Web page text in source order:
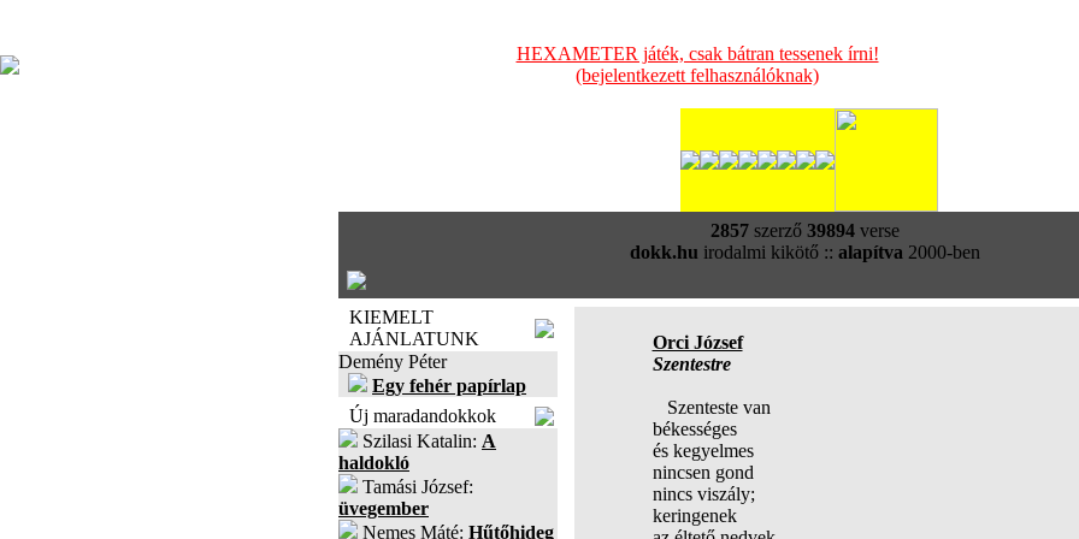
HEXAMETER játék, csak bátran tessenek írni!
(bejelentkezett felhasználóknak)
2857szerző 39894verse
dokk.hu irodalmi kikötő :: alapítva 2000-ben
KIEMELT
AJÁNLATUNK
Demény Péter
Egy fehér papírlap
Új maradandokkok
Szilasi Katalin: A
haldokló
Tamási József:
üvegember
Nemes Máté: Hűtőhideg
Orci József
Szentestre
Szenteste van
békességes
és kegyelmes
nincsen gond
nincs viszály;
keringenek